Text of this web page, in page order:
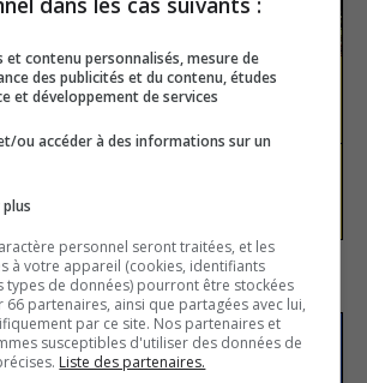
à la newsletter
et contenu personnalisés, mesure de
des publicités et du contenu, études
et développement de services
ou accéder à des informations sur un
personnel seront traitées, et les
à votre appareil (cookies, identifiants
types de données) pourront être stockées
66 partenaires, ainsi que partagées avec lui,
par ce site. Nos partenaires et
susceptibles d'utiliser des données de
Liste des partenaires.